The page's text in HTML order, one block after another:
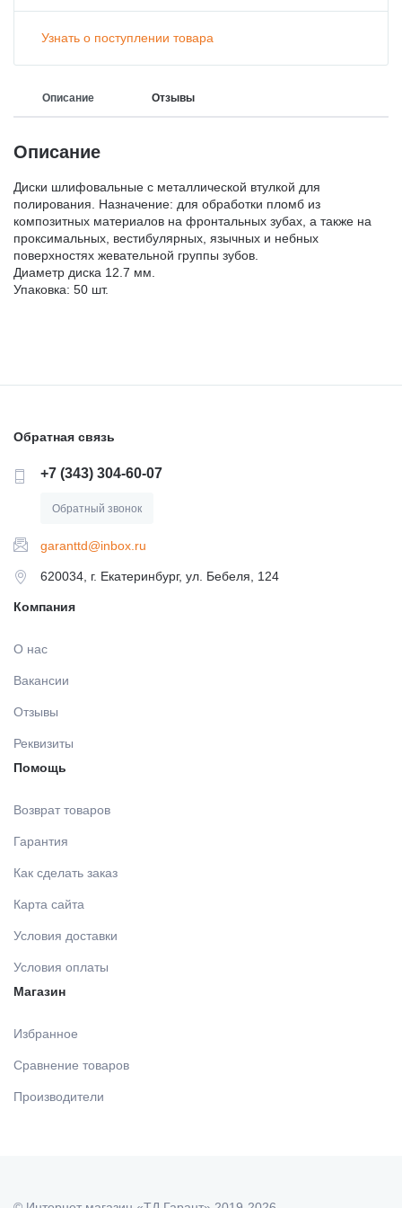
МАТЕРИАЛЫ ЛЕЧЕБНЫЕ
МАТЕРИАЛЫ ДЛЯ ХИРУРГИИ
МАТЕРИАЛЫ ДЛЯ ПРОФИЛАКТИКИ КАРИЕСА
ДЕЗИНФИЦИРУЮЩИЕ СРЕДСТВА,
ПОЛИРЫ ДЛЯ ПОЛИРОВАНИЯ, ШЛИФОВАНИЯ
РЕСТАВРАЦИЙ
МАТЕРИАЛЫ ДЛЯ ЭНДОДОНТИЧЕСКОГО
РЕСТАВРАЦИЙ
МАТЕРИАЛЫ / ПРИНАДЛЕЖНОСТИ ДЛЯ СНЯТИЯ
ПЛОМБИРОВАНИЯ ЗУБОВ
МАТЕРИАЛЫ ДЛЯ ИЗОЛЯЦИИ РАБОЧЕГО ПОЛЯ
срока)
ГИПСЫ ДЕНТАЛЬНЫЕ ДЛЯ МОДЕЛЕЙ
ВСПОМОГАТЕЛЬНЫЕ СРЕДСТВА
МАТЕРИАЛЫ/ИНСТРУМЕНТЫ ДЛЯ
ОПРЕДЕЛЕНИЯ ОККЛЮЗИИ
МАТЕРИАЛ ДЛЯ ПОЛИРОВАНИЯ ПРОТЕЗОВ Б/С
ЛИТЕЙНОЕ ОБОРУДОВАНИЕ / ИНСТРУМЕНТЫ
CAD/CAM
ПЕСКОСТРУЙНОЕ ОБОРУДОВАНИЕ
Узнать о поступлении товара
Описание Отзывы
Описание
Диски шлифовальные с металлической втулкой для
полирования. Назначение: для обработки пломб из
композитных материалов на фронтальных зубах, а также на
проксимальных, вестибулярных, язычных и небных
поверхностях жевательной группы зубов.
Диаметр диска 12.7 мм.
Упаковка: 50 шт.
Обратная связь
+7 (343) 304-60-07
Обратный звонок
garanttd@inbox.ru
620034, г. Екатеринбург, ул. Бебеля, 124
Компания
О нас
Вакансии
Отзывы
Реквизиты
Помощь
Возврат товаров
Гарантия
Как сделать заказ
Карта сайта
Условия доставки
Условия оплаты
Магазин
Избранное
Сравнение товаров
Производители